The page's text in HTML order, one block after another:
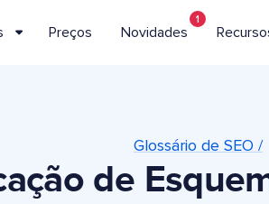
Preços Novidades
1
Glossário de SEO /
de